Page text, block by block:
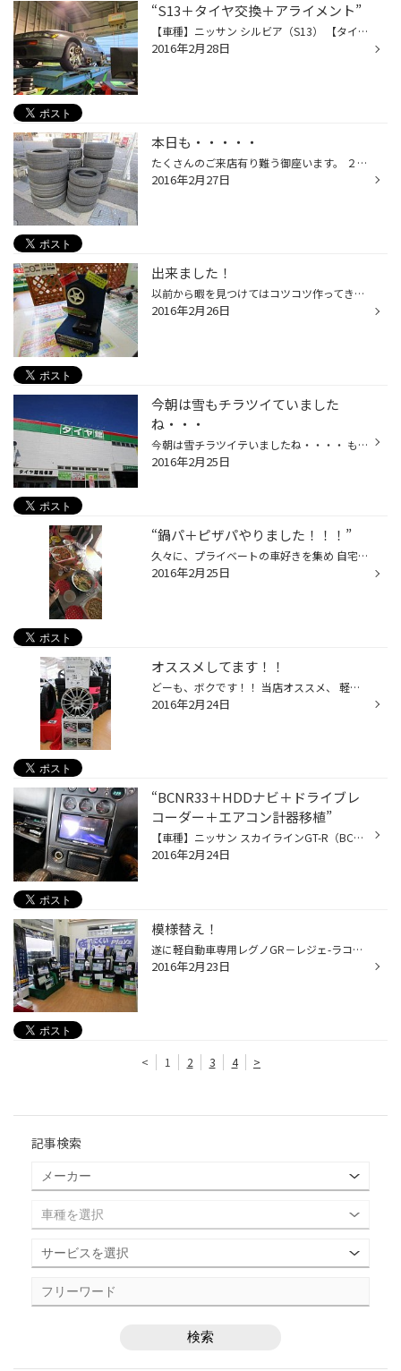
“S13＋タイヤ交換＋アライメント”
【車種】ニッサン シルビア（S13） 【タイヤ】ブリヂストン ネクストリー 205/60R15 【車の骨盤矯正】アライメント ～懐かしい！！！私も以前このシルビア（S13）に 乗っていました。20年前ぐらいは頻繁に見かけた車ですね・・・。 私の中では、このくらいの年代の車が味があり 飽きがこない 車かと...
2016年2月28日
本日も・・・・・
たくさんのご来店有り難う御座います。 ２/２８日までタイヤ祭り！！セール中です。 ご来店お待ちしております。
2016年2月27日
出来ました！
以前から暇を見つけてはコツコツ作ってきた ＴＰＭＳ体感ツールが完成(仮)致しました！ 制作費0円！我が大沼の小さな愛車1/12スケールの 黒い33ＧＴ－Ｒより拝借したホイールに、落ちてた配線、 捨てる予定の布、転がっていた板、それらを半田付けし、 ようやく完成(仮)致しました！！ 某タイヤ館様...
2016年2月26日
今朝は雪もチラツイていました
ね・・・
今朝は雪チラツイテいましたね・・・・ もう溶けてしまいましたが・・・ 晴れててイイ天気！！
2016年2月25日
“鍋パ＋ピザパやりました！！！”
久々に、プライベートの車好きを集め 自宅にて『鍋パ＋ピザパ』をやりました！ ちょっと当日は天候が良く、鍋？という気温では なく皆、汗だくになって食べていました・・・（笑） でも久しぶりに楽しい時間を過ごしました。 次回は、また夏場のBBQを企画したいと思います。
2016年2月25日
オススメしてます！！
どーも、ボクです！！ 当店オススメ、 軽い・お買得なホイール エコフォルムシリーズ 一度ご覧下さい！！☆
2016年2月24日
“BCNR33＋HDDナビ＋ドライブレ
コーダー＋エアコン計器移植”
【車種】ニッサン スカイラインGT-R（BCNR33） 【HDDナビ】パイオニアAVIC－ZH0777 【ドライブレコーダー】ユピテルWIFI V5C 【エアコン移植】ドゥーラックA/Cスイッチハーネス ～今回のナビを装着した33ＧＴ-Ｒはセンター部が特殊な為 チョットだけ工夫が 必要な車種です。でも『ドゥーラック社』...
2016年2月24日
模様替え！
遂に軽自動車専用レグノGR－レジェ-ラコーナーと 新商品のプレイズコーナーを製作しました！ そしてカー用品コーナーも新しく新設致しますので、 多用なカスタマイズにも対応出来るようになります！ 車好きの方は是非一度遊びに来てくださいね！
2016年2月23日
< 1 2 3 4 >
記事検索